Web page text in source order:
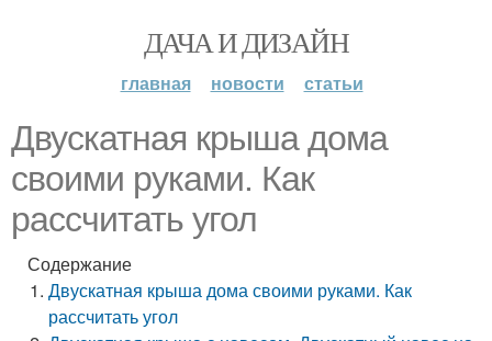
ДАЧА И ДИЗАЙН
главная новости статьи
Двускатная крыша дома
своими руками. Как
рассчитать угол
Содержание
Двускатная крыша дома своими руками. Как
рассчитать угол